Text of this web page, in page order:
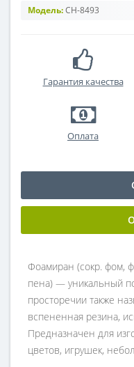
Модель:CH-8493
Гарантия качества
Оплата
Фоамиран (сокр. фом,
пена) — уникальный
просторечии также
вспененная резина,
Предназначен для
цветов, игрушек,